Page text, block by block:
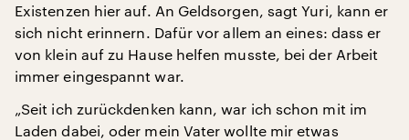
Existenzen hier auf. An Geldsorgen, sagt Yuri, kann er
sich nicht erinnern. Dafür vor allem an eines: dass er
von klein auf zu Hause helfen musste, bei der Arbeit
immer eingespannt war.
„Seit ich zurückdenken kann, war ich schon mit im
Laden dabei, oder mein Vater wollte mir etwas